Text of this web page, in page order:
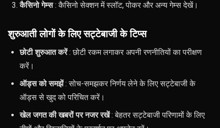
कैसिनो गेम्स: कैसिनो सेक्शन में स्लॉट, पोकर और अन्य गेम्स देखें।
शुरुआती लोगों के लिए सट्टेबाजी के टिप्स
छोटी शुरुआत करें: छोटी रकम लगाकर अपनी रणनीतियों का परीक्षण
करें।
ऑड्स को समझें: सोच-समझकर निर्णय लेने के लिए सट्टेबाजी के
ऑड्स से खुद को परिचित करें।
खेल जगत की खबरों पर नजर रखें: बेहतर सट्टेबाजी परिणामों के लिए